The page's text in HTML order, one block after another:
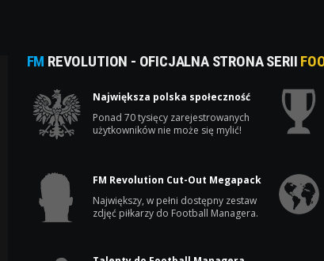
FM REVOLUTION - OFICJALNA STRONA SERII
Największa polska społeczność
Ponad 70 tysięcy zarejestrowanych
użytkowników nie może się mylić!
FM Revolution Cut-Out Megapack
Największy, w pełni dostępny zestaw
zdjęć piłkarzy do Football Managera.